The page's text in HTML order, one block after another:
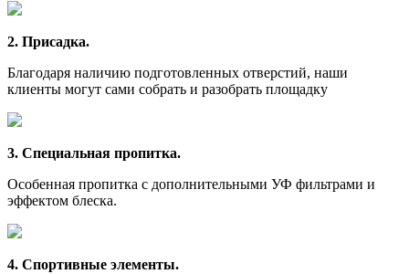
2. Присадка.
Благодаря наличию подготовленных отверстий, наши
клиенты могут сами собрать и разобрать площадку
3. Специальная пропитка.
Особенная пропитка с дополнительными УФ фильтрами и
эффектом блеска.
4. Спортивные элементы.